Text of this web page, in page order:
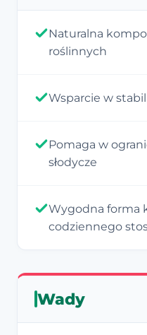
Naturalna
roślinnych
Wsparcie w
Pomaga w
słodycze
Wygodna forma
codziennego
Wady